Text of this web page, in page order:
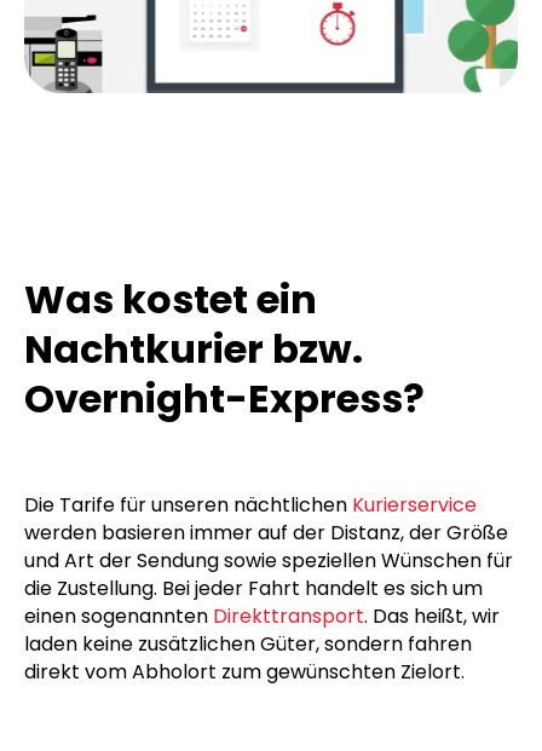
Was kostet ein
Nachtkurier bzw.
Overnight-Express?
Die Tarife für unseren nächtlichen Kurierservice
werden basieren immer auf der Distanz, der Größe
und Art der Sendung sowie speziellen Wünschen für
die Zustellung. Bei jeder Fahrt handelt es sich um
einen sogenannten Direkttransport. Das heißt, wir
laden keine zusätzlichen Güter, sondern fahren
direkt vom Abholort zum gewünschten Zielort.